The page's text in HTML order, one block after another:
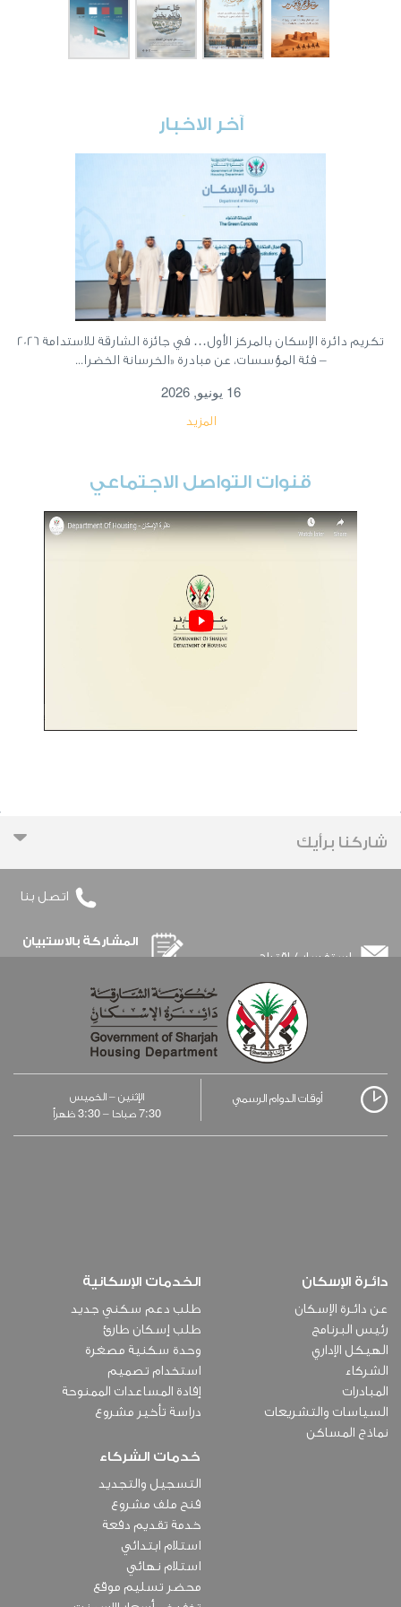
آخر الاخبار
تكريم دائرة الإسكان بالمركز الأول… في جائزة الشارقة للاستدامة 2026
– فئة المؤسسات، عن مبادرة «الخرسانة الخضرا...
16 يونيو, 2026
المزيد
قنوات التواصل الاجتماعي
‹ شاركنا برأيك
اتصل بنا
استفسار / اقتراح
المشاركة بالاستبيان
أوقات الدوام الرسمي الإثنين – الخميس
7:30صباحا –3:30ظهراً
دائـرة الإسكان
عن دائـرة الإسكان
رئيس البرنامج
الهيكل الإداري
الشركاء
المبادرات
السياسات والتشريعات
نماذج المساكن
الخدمات الإسكانية
طلب دعم سكني جديد
طلب إسكان طارئ
وحدة سكنية مصغرة
استخدام تصميم
إفادة المساعدات الممنوحة
دراسة تأخير مشروع
خدمات الشركاء
التسجيل والتجديد
فنح ملف مشروع
خدمة تقديم دفعة
استلام ابتدائي
استلام نهائي
محضر تسليم موقع